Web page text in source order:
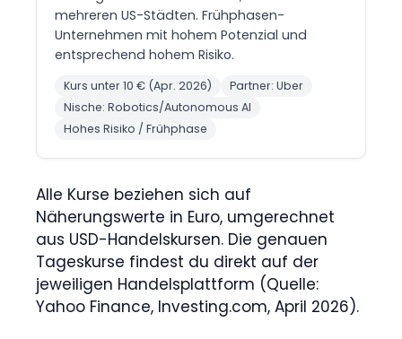
mehreren US-Städten. Frühphasen-
Unternehmen mit hohem Potenzial und
entsprechend hohem Risiko.
Kurs unter 10 € (Apr. 2026)
Partner: Uber
Nische: Robotics/Autonomous AI
Hohes Risiko / Frühphase
Alle Kurse beziehen sich auf
Näherungswerte in Euro, umgerechnet
aus USD-Handelskursen. Die genauen
Tageskurse findest du direkt auf der
jeweiligen Handelsplattform (Quelle:
Yahoo Finance, Investing.com, April 2026).